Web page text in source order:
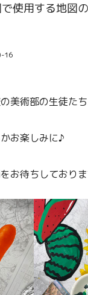
使用する地図
16
美術部の生徒た
お楽しみに♪
お待ちしておりま